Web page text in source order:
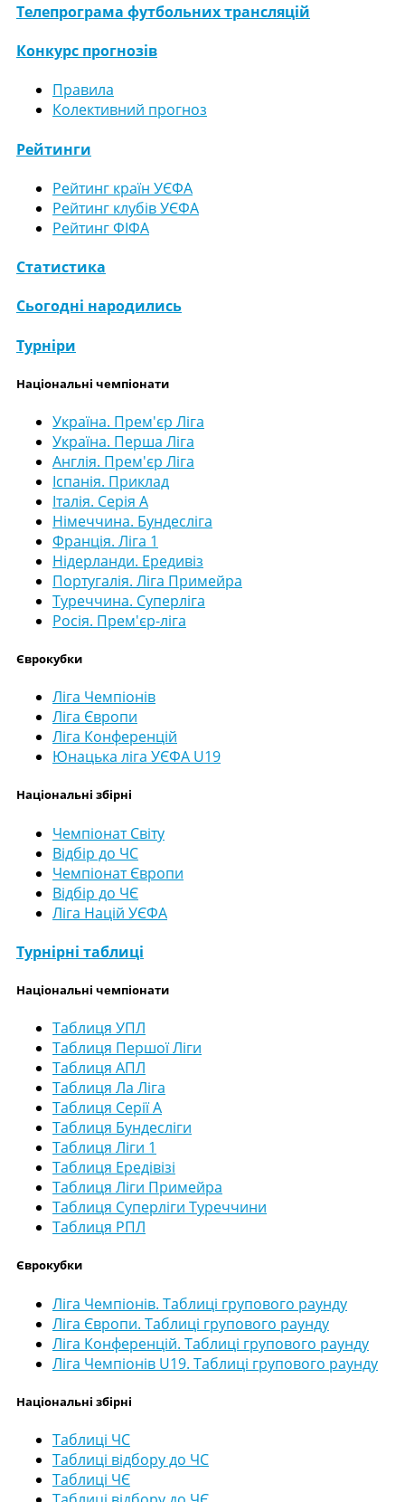
Телепрограма футбольних трансляцій
Конкурс прогнозів
Правила
Колективний прогноз
Рейтинги
Рейтинг країн УЄФА
Рейтинг клубів УЄФА
Рейтинг ФІФА
Статистика
Сьогодні народились
Турніри
Національні чемпіонати
Україна. Прем'єр Ліга
Україна. Перша Ліга
Англія. Прем'єр Ліга
Іспанія. Приклад
Італія. Серія А
Німеччина. Бундесліга
Франція. Ліга 1
Нідерланди. Ередивіз
Португалія. Ліга Примейра
Туреччина. Суперліга
Росія. Прем'єр-ліга
Єврокубки
Ліга Чемпіонів
Ліга Європи
Ліга Конференцій
Юнацька ліга УЄФА U19
Національні збірні
Чемпіонат Світу
Відбір до ЧС
Чемпіонат Європи
Відбір до ЧЄ
Ліга Націй УЄФА
Турнірні таблиці
Національні чемпіонати
Таблиця УПЛ
Таблиця Першої Ліги
Таблиця АПЛ
Таблиця Ла Ліга
Таблиця Серії А
Таблиця Бундесліги
Таблиця Ліги 1
Таблиця Ередівізі
Таблиця Ліги Примейра
Таблиця Суперліги Туреччини
Таблиця РПЛ
Єврокубки
Ліга Чемпіонів. Таблиці групового раунду
Ліга Європи. Таблиці групового раунду
Ліга Конференцій. Таблиці групового раунду
Ліга Чемпіонів U19. Таблиці групового раунду
Національні збірні
Таблиці ЧС
Таблиці відбору до ЧС
Таблиці ЧЄ